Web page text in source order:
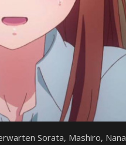
Sorata, Mashiro,